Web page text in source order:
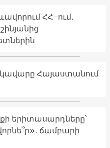
ՀՀ-ում․
Հայաստանում
երիտասարդները՝
ճամբարի